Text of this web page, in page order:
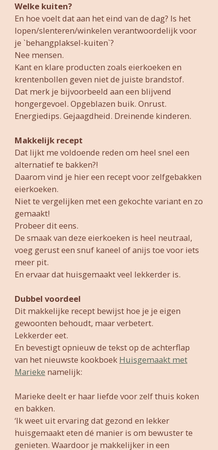
Welke kuiten?
En hoe voelt dat aan het eind van de dag? Is het
lopen/slenteren/winkelen verantwoordelijk voor
je `behangplaksel-kuiten`?
Nee mensen.
Kant en klare producten zoals eierkoeken en
krentenbollen geven niet de juiste brandstof.
Dat merk je bijvoorbeeld aan een blijvend
hongergevoel. Opgeblazen buik. Onrust.
Energiedips. Gejaagdheid. Dreinende kinderen.
Makkelijk recept
Dat lijkt me voldoende reden om heel snel een
alternatief te bakken?!
Daarom vind je hier een recept voor zelfgebakken
eierkoeken.
Niet te vergelijken met een gekochte variant en zo
gemaakt!
Probeer dit eens.
De smaak van deze eierkoeken is heel neutraal,
voeg gerust een snuf kaneel of anijs toe voor iets
meer pit.
En ervaar dat huisgemaakt veel lekkerder is.
Dubbel voordeel
Dit makkelijke recept bewijst hoe je je eigen
gewoonten behoudt, maar verbetert.
Lekkerder eet.
En bevestigt opnieuw de tekst op de achterflap
van het nieuwste kookboek Huisgemaakt met
Marieke namelijk:
Marieke deelt er haar liefde voor zelf thuis koken
en bakken.
‘Ik weet uit ervaring dat gezond en lekker
huisgemaakt eten dé manier is om bewuster te
genieten. Waardoor je makkelijker in een